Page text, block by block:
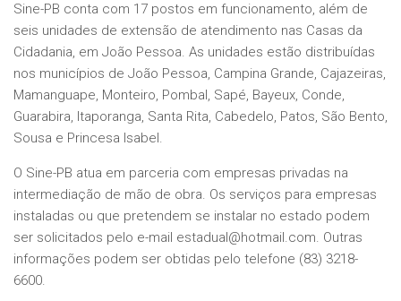
Sine-PB conta com 17 postos em funcionamento, além de
seis unidades de extensão de atendimento nas Casas da
Cidadania, em João Pessoa. As unidades estão distribuídas
nos municípios de João Pessoa, Campina Grande, Cajazeiras,
Mamanguape, Monteiro, Pombal, Sapé, Bayeux, Conde,
Guarabira, Itaporanga, Santa Rita, Cabedelo, Patos, São Bento,
Sousa e Princesa Isabel.
O Sine-PB atua em parceria com empresas privadas na
intermediação de mão de obra. Os serviços para empresas
instaladas ou que pretendem se instalar no estado podem
ser solicitados pelo e-mail estadual@hotmail.com. Outras
informações podem ser obtidas pelo telefone (83) 3218-
6600.